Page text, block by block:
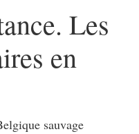
Les
en
sauvage